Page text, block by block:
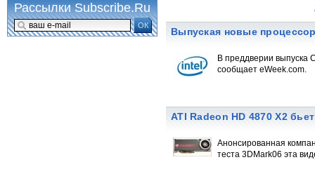
Выпуская новые
В преддверии выпуска
сообщает eWeek.com.
ATI Radeon HD 4870 X2
Анонсированная
теста 3DMark06 эта
Рассылки Subscribe.Ru
ОК